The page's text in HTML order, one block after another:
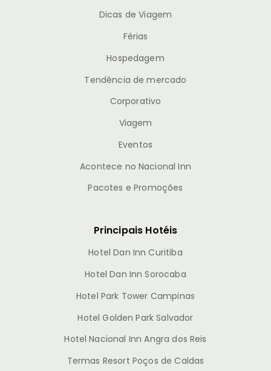
Dicas de Viagem
Férias
Hospedagem
Tendência de mercado
Corporativo
Viagem
Eventos
Acontece no Nacional Inn
Pacotes e Promoções
Principais Hotéis
Hotel Dan Inn Curitiba
Hotel Dan Inn Sorocaba
Hotel Park Tower Campinas
Hotel Golden Park Salvador
Hotel Nacional Inn Angra dos Reis
Termas Resort Poços de Caldas